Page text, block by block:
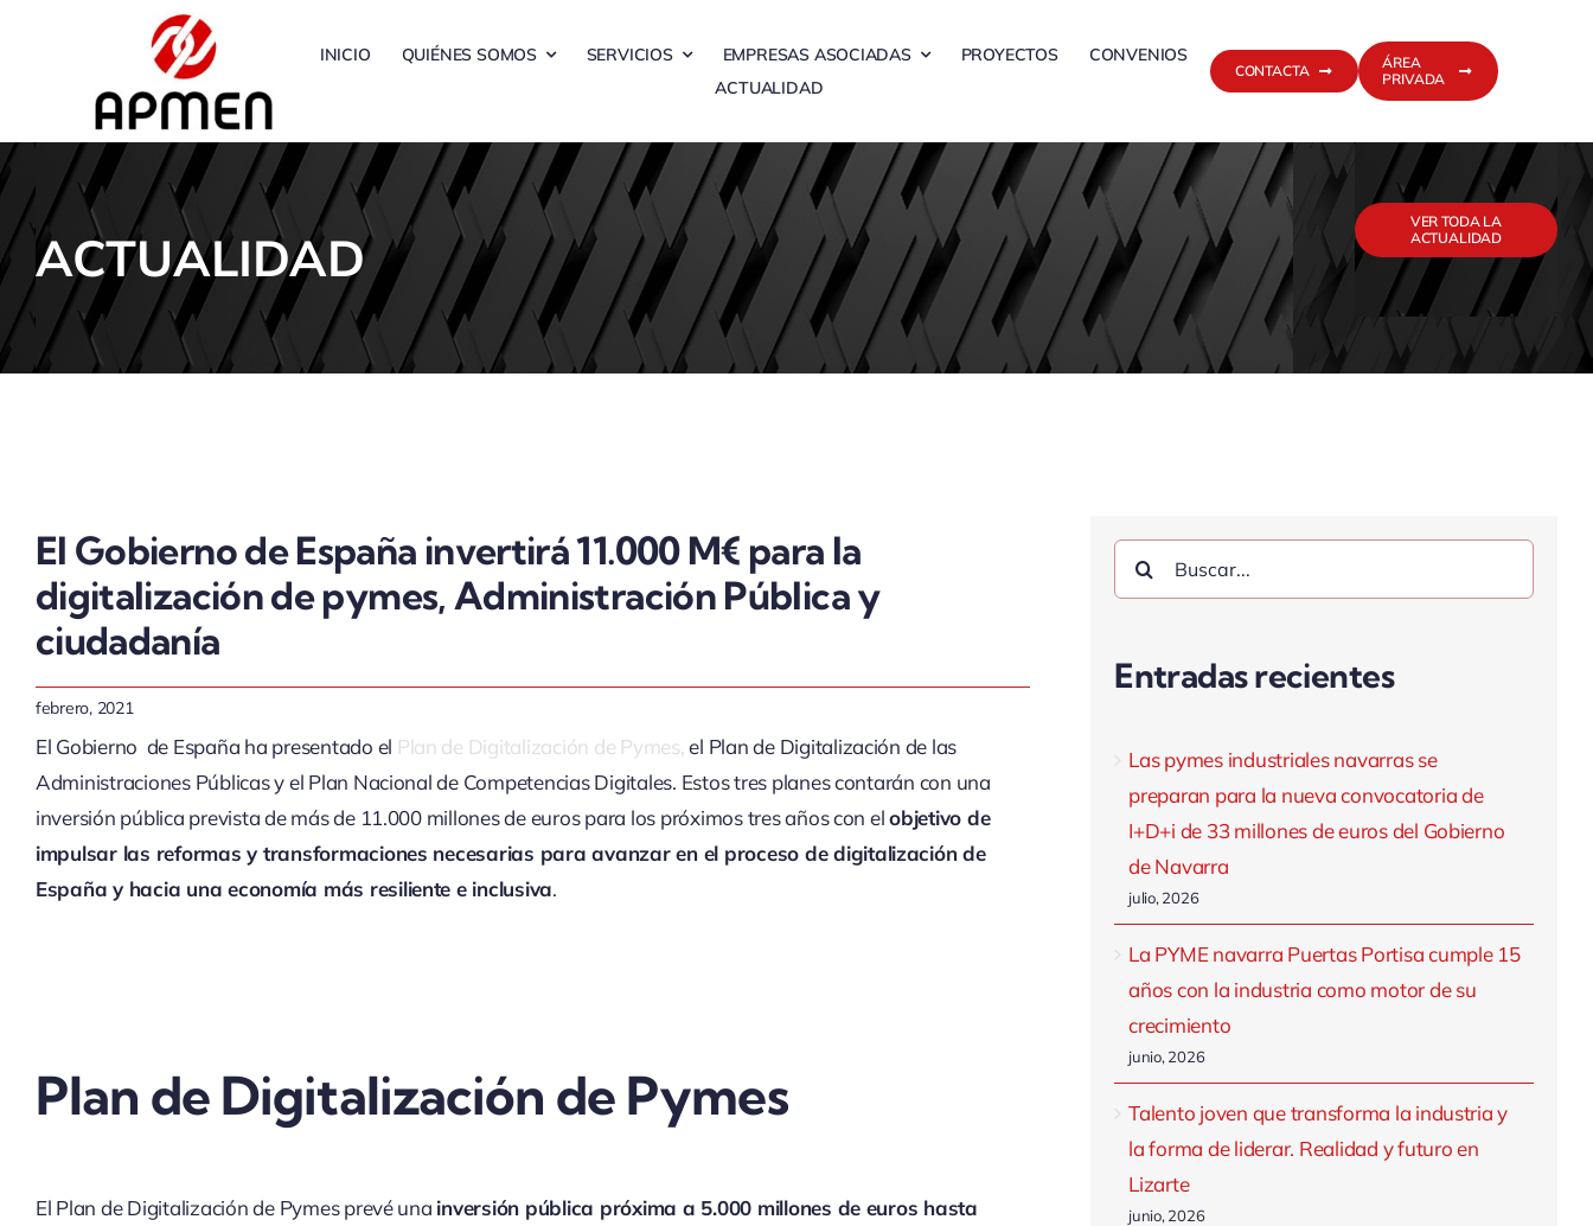
INICIO QUIÉNES SOMOS SERVICIOS EMPRESAS ASOCIADAS PROYECTOS
CONVENIOS
ACTUALIDAD
CONTACTA
ÁREA
PRIVADA
ACTUALIDAD
VER TODA LA
ACTUALIDAD
El Gobierno de España invertirá 11.000 M€ para la
digitalización de pymes, Administración Pública y
ciudadanía
febrero, 2021
El Gobierno de España ha presentado el Plan de Digitalización de Pymes, el Plan de Digitalización de las
Administraciones Públicas y el Plan Nacional de Competencias Digitales. Estos tres planes contarán con una
inversión pública prevista de más de 11.000 millones de euros para los próximos tres años con elobjetivo de
impulsar las reformas y transformaciones necesarias para avanzar en el proceso de digitalización de
España y hacia una economía más resiliente e inclusiva.
Plan de Digitalización de Pymes
El Plan de Digitalización de Pymes prevé una inversión pública próxima a 5.000 millones de euros hasta
Buscar:
Entradas recientes
Las pymes industriales navarras se
preparan para la nueva convocatoria de
I+D+i de 33 millones de euros del Gobierno
de Navarra
julio, 2026
La PYME navarra Puertas Portisa cumple 15
años con la industria como motor de su
crecimiento
junio, 2026
Talento joven que transforma la industria y
la forma de liderar. Realidad y futuro en
Lizarte
junio, 2026